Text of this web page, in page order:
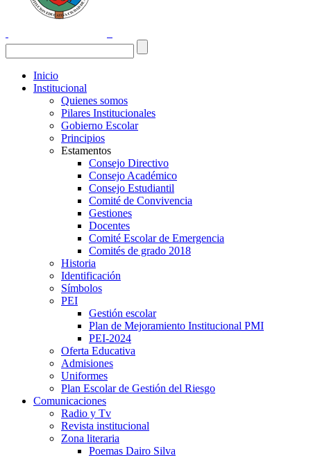
Inicio
Institucional
Quienes somos
Pilares Institucionales
Gobierno Escolar
Principios
Estamentos
Consejo Directivo
Consejo Académico
Consejo Estudiantil
Comité de Convivencia
Gestiones
Docentes
Comité Escolar de Emergencia
Comités de grado 2018
Historia
Identificación
Símbolos
PEI
Gestión escolar
Plan de Mejoramiento Institucional PMI
PEI-2024
Oferta Educativa
Admisiones
Uniformes
Plan Escolar de Gestión del Riesgo
Comunicaciones
Radio y Tv
Revista institucional
Zona literaria
Poemas Dairo Silva